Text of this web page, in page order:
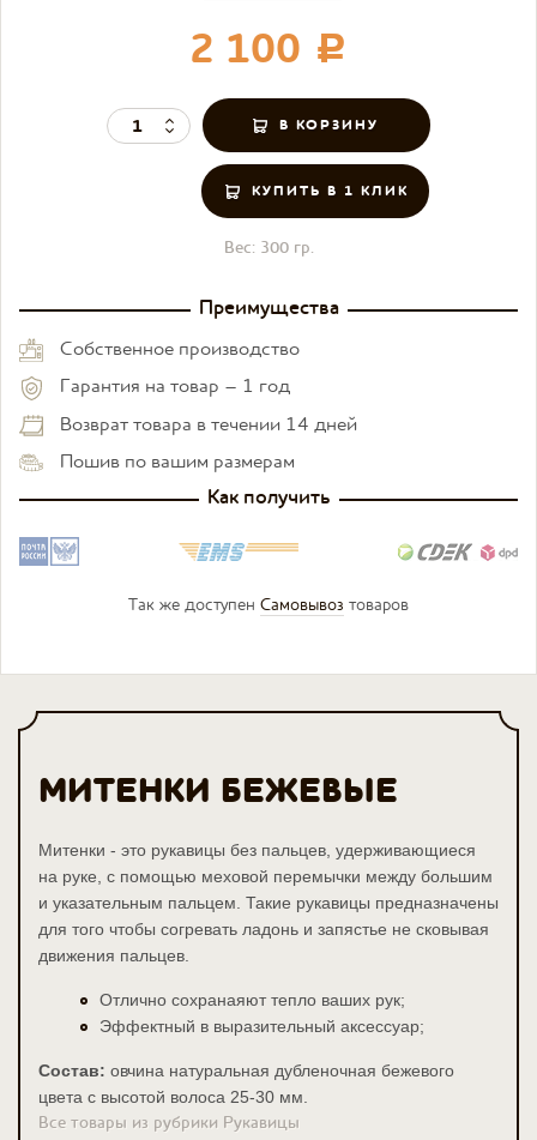
2 100 c
КУПИТЬ В 1 КЛИК
Вес: 300 гр.
Преимущества
Собственное производство
Гарантия на товар – 1 год
Возврат товара в течении 14 дней
Пошив по вашим размерам
Как получить
Так же доступен Самовывоз товаров
МИТЕНКИ БЕЖЕВЫЕ
Митенки - это рукавицы без пальцев, удерживающиеся
на руке, с помощью меховой перемычки между большим
и указательным пальцем. Такие рукавицы предназначены
для того чтобы согревать ладонь и запястье не сковывая
движения пальцев.
Отлично сохранаяют тепло ваших рук;
Эффектный в выразительный аксессуар;
Состав: овчина натуральная дубленочная бежевого
цвета с высотой волоса 25-30 мм.
Все товары из рубрики Рукавицы